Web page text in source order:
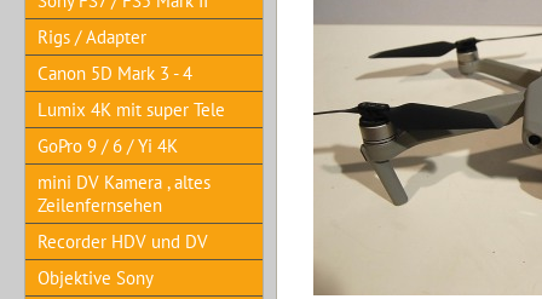
Rigs / Adapter
Canon 5D Mark 3 - 4
Lumix 4K mit super Tele
GoPro 9 / 6 / Yi 4K
mini DV Kamera , altes
Zeilenfernsehen
Recorder HDV und DV
Objektive Sony